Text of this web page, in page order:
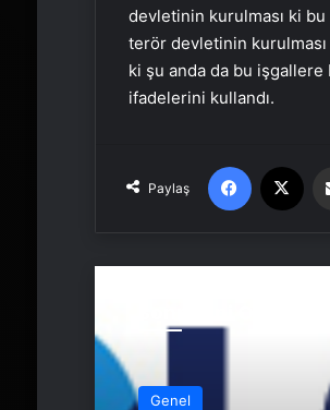
devletinin kurulması ki bu
terör devletinin
ki şu anda da bu
ifadelerini kullandı.
Paylaş
Facebook
Genel